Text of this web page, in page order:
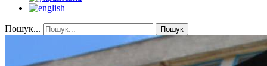
Пошук... Пошук